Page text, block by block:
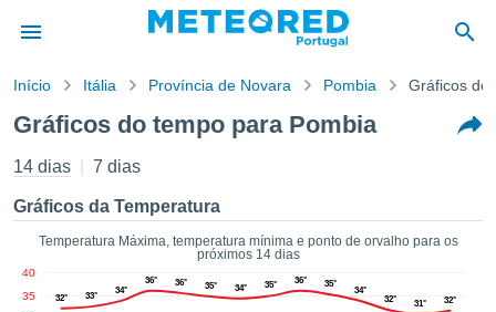
da
foi
por
para
que as
a este
Início Itália Província de Novara Pombia Gráficos de
Gráficos do tempo para Pombia
14 dias 7 dias
Gráficos da Temperatura
Temperatura Máxima, temperatura mínima e ponto de orvalho para os
próximos 14 dias
35
40
32° 33°
34°
36° 36° 35° 34° 35° 36° 35°
34°
32°
31° 32°